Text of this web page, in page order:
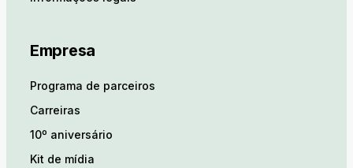
Empresa
Programa de parceiros
Carreiras
10º aniversário
Kit de mídia